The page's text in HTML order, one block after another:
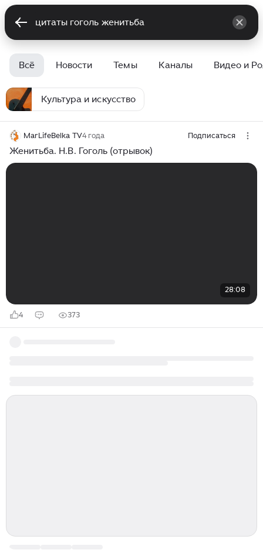
Всё Новости Темы Каналы Видео и
Культура и искусство
MarLifeBelka TV4 года Подписаться
Женитьба. Н.В. Гоголь (отрывок)
28:08
4 373